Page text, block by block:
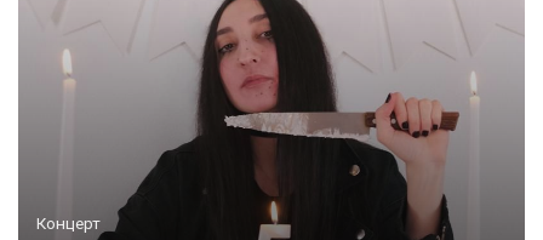
Концерт